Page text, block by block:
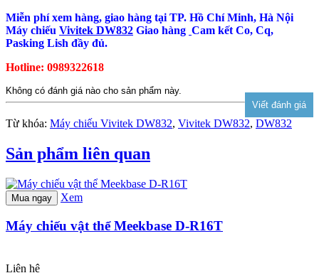
Miễn phí xem hàng, giao hàng tại TP. Hồ Chí Minh, Hà Nội
Máy chiếu Vivitek DW832 Giao hàng Cam kết Co, Cq,
Pasking Lish đầy đủ.
Hotline: 0989322618
Không có đánh giá nào cho sản phẩm này.
Từ khóa: Máy chiếu Vivitek DW832, Vivitek DW832, DW832
Sản phẩm liên quan
Mua ngay Xem
Máy chiếu vật thể Meekbase D-R16T
Liên hệ